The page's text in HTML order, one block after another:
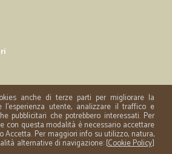
anche di terze parti per migliorare la
l'esperienza utente, analizzare il traffico e
pubblicitari che potrebbero interessati. Per
con questa modalità è necessario accettare
Accetta. Per maggiori info su utilizzo, natura,
alternative di navigazione: [Cookie Policy]